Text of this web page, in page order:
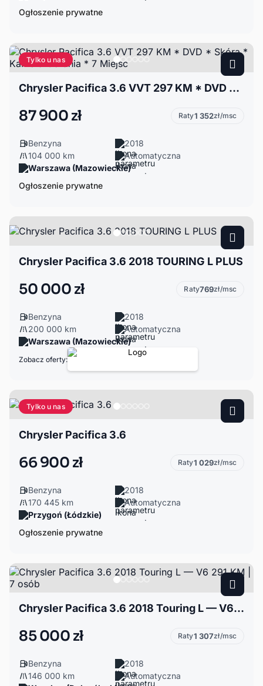
Ogłoszenie prywatne
Tylko u nas
Chrysler Pacifica 3.6 VVT 297 KM * DVD * Skóra * Kamera Cofania * 7 Miejsc
87 900 zł Raty1 352zł/msc
Benzyna
2018
104 000 km
Automatyczna
Warszawa (Mazowieckie)
Ogłoszenie prywatne
Chrysler Pacifica 3.6 2018 TOURING L PLUS
50 000 zł Raty769zł/msc
Benzyna
2018
200 000 km
Automatyczna
Warszawa (Mazowieckie)
Zobacz oferty:
Tylko u nas
Chrysler Pacifica 3.6
66 900 zł Raty1 029zł/msc
Benzyna
2018
170 445 km
Automatyczna
Przygoń (Łódzkie)
Ogłoszenie prywatne
Chrysler Pacifica 3.6 2018 Touring L — V6 291 KM | 7 osób
85 000 zł Raty1 307zł/msc
Benzyna
2018
146 000 km
Automatyczna